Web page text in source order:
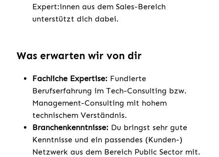
Expert:innen aus dem Sales-Bereich
unterstützt dich dabei.
Was erwarten wir von dir
Fachliche Expertise: Fundierte
Berufserfahrung im Tech-Consulting bzw.
Management-Consulting mit hohem
technischem Verständnis.
Branchenkenntnisse: Du bringst sehr gute
Kenntnisse und ein passendes (Kunden-)
Netzwerk aus dem Bereich Public Sector mit.